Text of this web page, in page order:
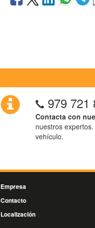
979 721
Contacta con
nuestros
vehículo.
Empresa
Contacto
Localización